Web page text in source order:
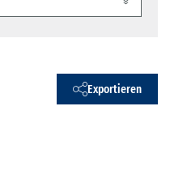
Exportieren